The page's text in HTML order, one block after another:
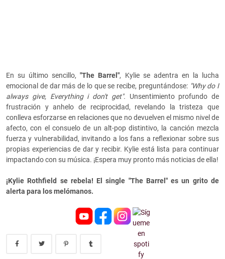
En su último sencillo,"The Barrel", Kylie se adentra en la lucha
emocional de dar más de lo que se recibe, preguntándose: "Why do I
always give, Everything i don't get". Unsentimiento profundo de
frustración y anhelo de reciprocidad, revelando la tristeza que
conlleva esforzarse en relaciones que no devuelven el mismo nivel de
afecto, con el consuelo de un alt-pop distintivo, la canción mezcla
fuerza y vulnerabilidad, invitando a los fans a reflexionar sobre sus
propias experiencias de dar y recibir. Kylie está lista para continuar
impactando con su música. ¡Espera muy pronto más noticias de ella!
¡Kylie Rothfield se rebela! El single "The Barrel" es un grito de
alerta para los melómanos.